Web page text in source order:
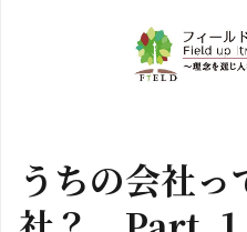
うちの会社